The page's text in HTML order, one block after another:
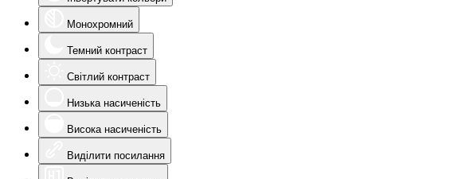
Монохромний
Темний контраст
Світлий контраст
Низька насиченість
Висока насиченість
Виділити посилання